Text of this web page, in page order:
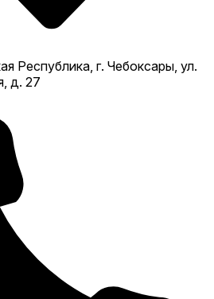
Республика, г. Чебоксары, ул.
д. 27